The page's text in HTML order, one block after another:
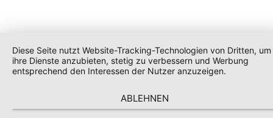
Diese Seite nutzt Website-Tracking-Technologien von Dritten, um
ihre Dienste anzubieten, stetig zu verbessern und Werbung
entsprechend den Interessen der Nutzer anzuzeigen.
ABLEHNEN